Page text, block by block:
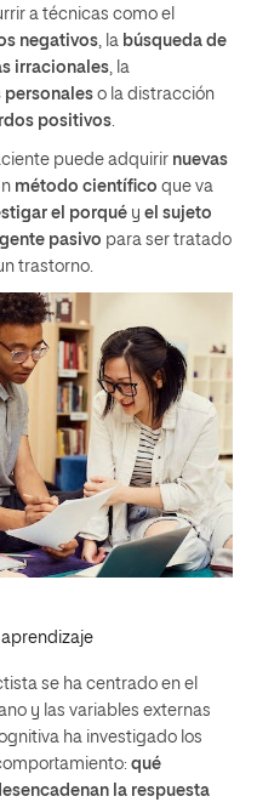
a técnicas como el
negativos , la búsqueda de
irracionales , la
o la distracción
positivos
puede adquirir nuevas
método científico que va
el porqué y el sujeto
pasivo para ser tratado
trastorno.
se ha centrado en el
y las variables externas
ha investigado los
qué
la respuesta